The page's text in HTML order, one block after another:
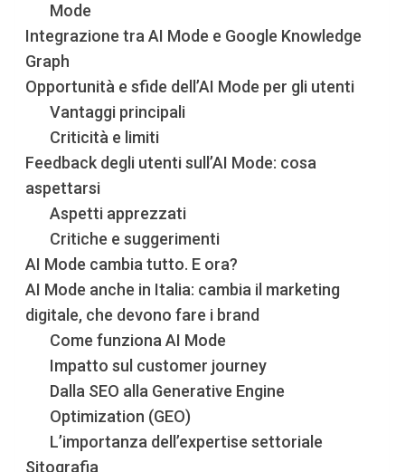
Mode
Integrazione tra AI Mode e Google Knowledge
Graph
Opportunità e sfide dell’AI Mode per gli utenti
Vantaggi principali
Criticità e limiti
Feedback degli utenti sull’AI Mode: cosa
aspettarsi
Aspetti apprezzati
Critiche e suggerimenti
AI Mode cambia tutto. E ora?
AI Mode anche in Italia: cambia il marketing
digitale, che devono fare i brand
Come funziona AI Mode
Impatto sul customer journey
Dalla SEO alla Generative Engine
Optimization (GEO)
L’importanza dell’expertise settoriale
Sitografia